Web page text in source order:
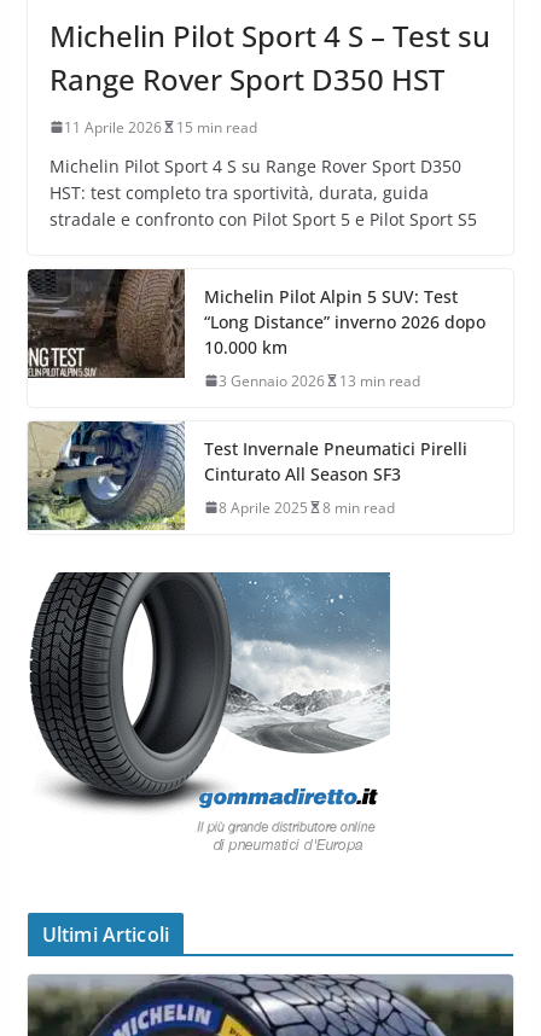
Michelin Pilot Sport 4 S – Test su
Range Rover Sport D350 HST
11 Aprile 2026 15 min read
Michelin Pilot Sport 4 S su Range Rover Sport D350
HST: test completo tra sportività, durata, guida
stradale e confronto con Pilot Sport 5 e Pilot Sport S5
Michelin Pilot Alpin 5 SUV: Test
“Long Distance” inverno 2026 dopo
10.000 km
3 Gennaio 2026 13 min read
Test Invernale Pneumatici Pirelli
Cinturato All Season SF3
8 Aprile 2025 8 min read
Ultimi Articoli